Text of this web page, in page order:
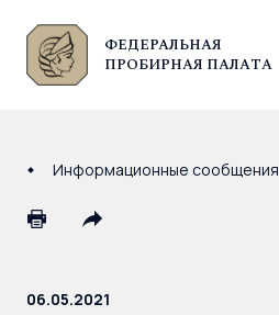
ФЕДЕРАЛЬНАЯ
ПРОБИРНАЯ ПАЛАТА
© Федеральная пробирная палата, 2026
Информационные сообщения
06.05.2021